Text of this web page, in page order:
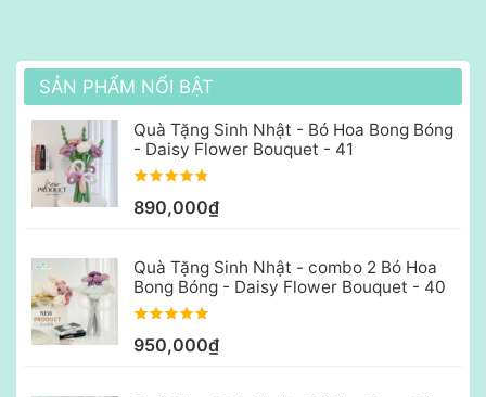
SẢN PHẨM NỔI BẬT
Quà Tặng Sinh Nhật - Bó Hoa Bong Bóng
- Daisy Flower Bouquet - 41
890,000₫
Quà Tặng Sinh Nhật - combo 2 Bó Hoa
Bong Bóng - Daisy Flower Bouquet - 40
950,000₫